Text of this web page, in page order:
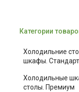
Категории
Холодильние
шкафы. Стандарт
Холодильные
столы. Премиум